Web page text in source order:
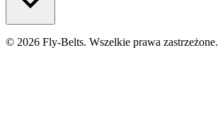
© 2026 Fly-Belts. Wszelkie prawa zastrzeżone.